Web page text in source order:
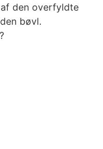
den overfyldte
bøvl.